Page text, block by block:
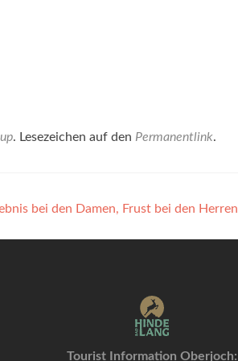
. Lesezeichen auf den Permanentlink.
bei den Damen, Frust bei den Herren
Tourist Information Oberjoch: